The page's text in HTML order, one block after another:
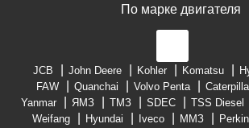
По марке двигателя
JCB John Deere Kohler Komatsu
FAW
Quanchai Volvo Penta
Yanmar
ЯМЗ ТМЗ SDEC TSS Diesel
Weifang
Hyundai Iveco ММЗ